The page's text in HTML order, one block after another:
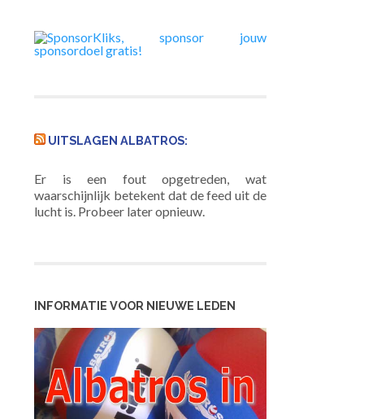
UITSLAGEN ALBATROS:
Er is een fout opgetreden, wat
waarschijnlijk betekent dat de feed uit de
lucht is. Probeer later opnieuw.
INFORMATIE VOOR NIEUWE LEDEN